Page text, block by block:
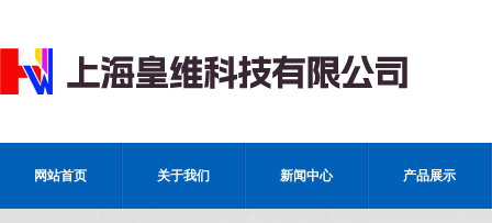
网站首页 关于我们 新闻中心 产品展示